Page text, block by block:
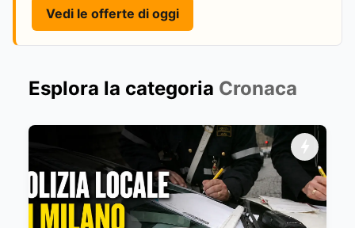
Vedi le offerte di oggi
Esplora la categoria Cronaca